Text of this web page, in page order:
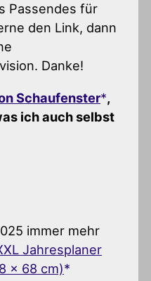
Passendes für
den Link, dann
Danke!
Schaufenster ,
ich auch selbst
immer mehr
Jahresplaner
x 68 cm)